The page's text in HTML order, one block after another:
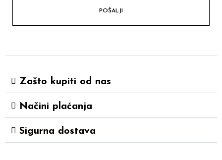
Zašto kupiti od nas
Načini plaćanja
Sigurna dostava